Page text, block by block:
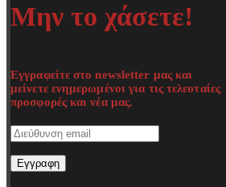
Μην το χάσετε!
Εγγραφείτε στο newsletter μας και
μείνετε ενημερωμένοι για τις τελευταίες
προσφορές και νέα μας.